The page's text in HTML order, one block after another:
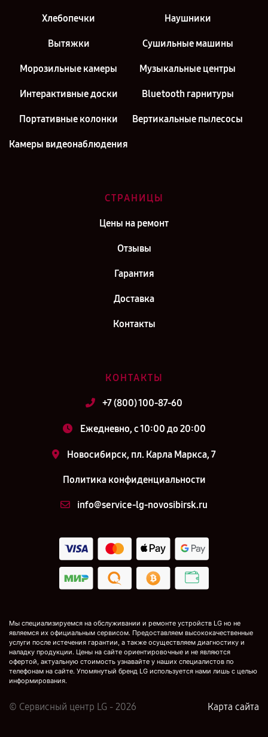
Хлебопечки Наушники
Вытяжки Сушильные машины
Морозильные камеры Музыкальные центры
Интерактивные доски Bluetooth гарнитуры
Портативные колонки Вертикальные пылесосы
Камеры видеонаблюдения
СТРАНИЦЫ
Цены на ремонт
Отзывы
Гарантия
Доставка
Контакты
КОНТАКТЫ
+7 (800) 100-87-60
Ежедневно, с 10:00 до 20:00
Новосибирск, пл. Карла Маркса, 7
Политика конфиденциальности
info@service-lg-novosibirsk.ru
Мы специализируемся на обслуживании и ремонте устройств LG но не
являемся их официальным сервисом. Предоставляем высококачественные
услуги после истечения гарантии, а также осуществляем диагностику и
наладку продукции. Цены на сайте ориентировочные и не являются
офертой, актуальную стоимость узнавайте у наших специалистов по
телефонам на сайте. Упомянутый бренд LG используется нами лишь с целью
информирования.
© Сервисный центр LG - 2026 Карта сайта